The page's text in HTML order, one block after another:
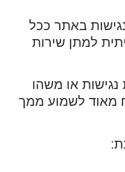
באתר ככל
למתן שירות
או משהו
מאוד לשמוע ממך